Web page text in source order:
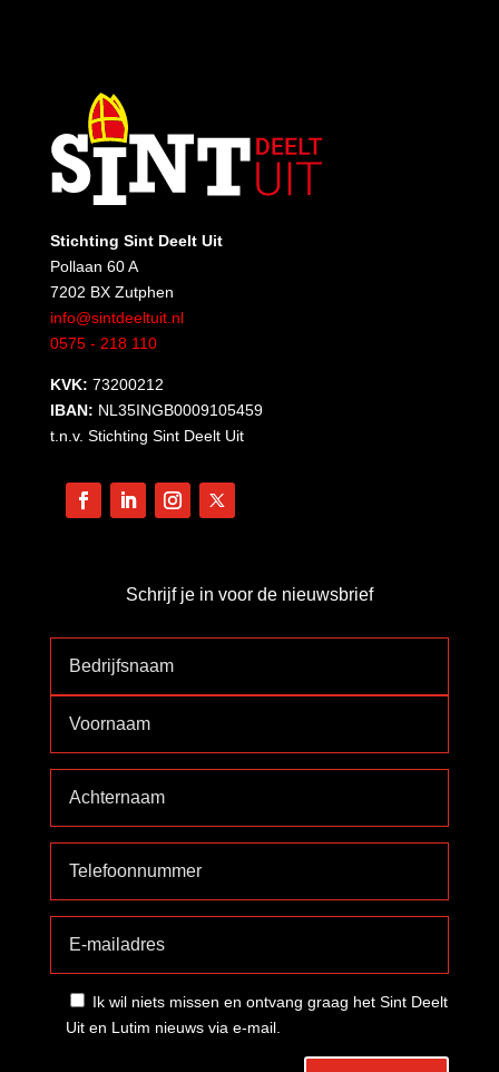
Stichting Sint Deelt Uit
Pollaan 60 A
7202 BX Zutphen
info@sintdeeltuit.nl
0575 - 218 110
KVK: 73200212
IBAN: NL35INGB0009105459
t.n.v. Stichting Sint Deelt Uit
Schrijf je in voor de nieuwsbrief
Ik wil niets missen en ontvang graag het Sint Deelt
Uit en Lutim nieuws via e-mail.